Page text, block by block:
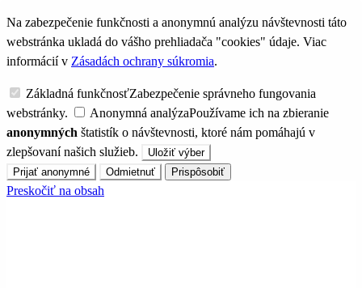
Na zabezpečenie funkčnosti a anonymnú analýzu návštevnosti táto
webstránka ukladá do vášho prehliadača "cookies" údaje. Viac
informácií v Zásadách ochrany súkromia.
Základná funkčnosťZabezpečenie správneho fungovania
webstránky.
Anonymná analýzaPoužívame ich na zbieranie
anonymných štatistík o návštevnosti, ktoré nám pomáhajú v
zlepšovaní našich služieb.
Uložiť výber
Prijať anonymné
Odmietnuť Prispôsobiť
Preskočiť na obsah